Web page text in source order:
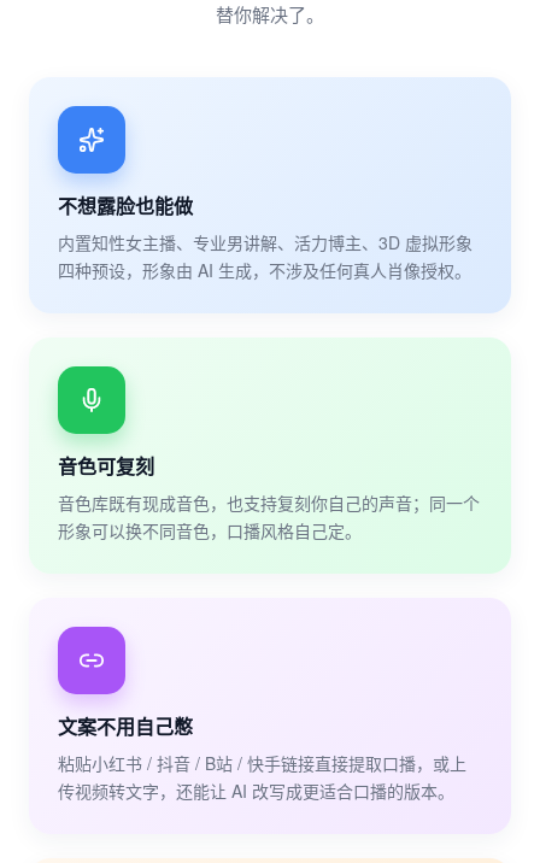
替你解决了。
不想露脸也能做
内置知性女主播、专业男讲解、活力博主、3D 虚拟形象
四种预设，形象由 AI 生成，不涉及任何真人肖像授权。
音色可复刻
音色库既有现成音色，也支持复刻你自己的声音；同一个
形象可以换不同音色，口播风格自己定。
文案不用自己憋
粘贴小红书 / 抖音 / B站 / 快手链接直接提取口播，或上
传视频转文字，还能让 AI 改写成更适合口播的版本。